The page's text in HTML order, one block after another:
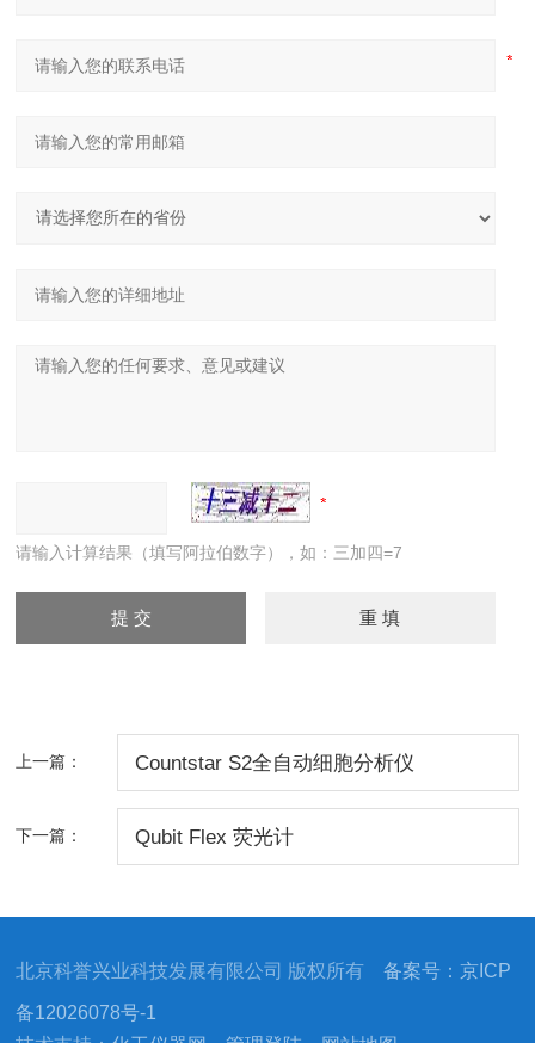
请输入计算结果（填写阿拉伯数字），如：三加四=7
上一篇： Countstar S2全自动细胞分析仪
下一篇： Qubit Flex 荧光计
北京科誉兴业科技发展有限公司 版权所有备案号：京ICP
备12026078号-1